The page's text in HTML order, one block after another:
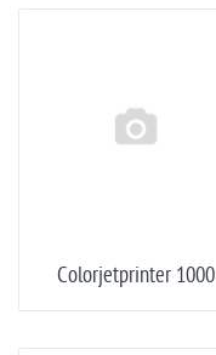
Colorjetprinter 1000